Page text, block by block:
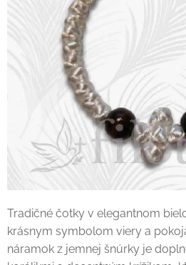
Tradičné čotky v elegantnom
krásnym symbolom viery a
náramok z jemnej šnúrky je